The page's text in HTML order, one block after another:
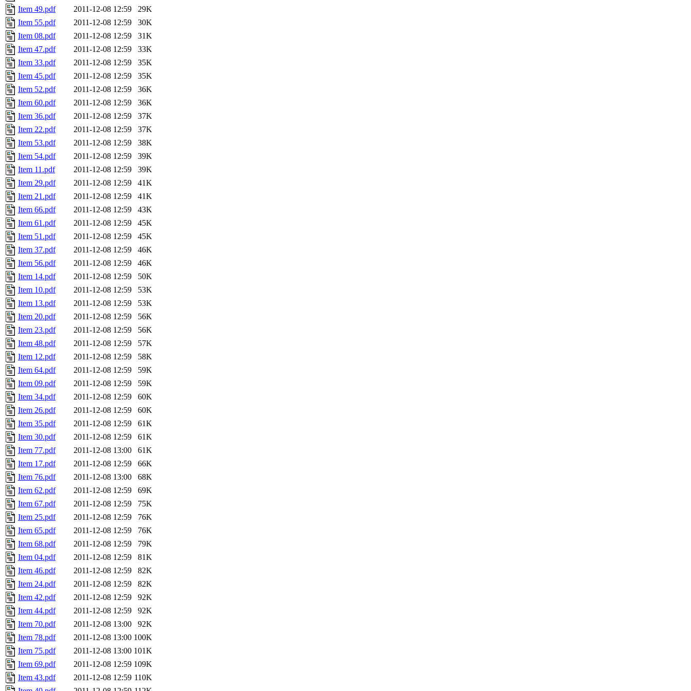
Item 49.pdf
2011-12-08 12:59
29K
Item 55.pdf
2011-12-08 12:59
30K
Item 08.pdf
2011-12-08 12:59
31K
Item 47.pdf
2011-12-08 12:59
33K
Item 33.pdf
2011-12-08 12:59
35K
Item 45.pdf
2011-12-08 12:59
35K
Item 52.pdf
2011-12-08 12:59
36K
Item 60.pdf
2011-12-08 12:59
36K
Item 36.pdf
2011-12-08 12:59
37K
Item 22.pdf
2011-12-08 12:59
37K
Item 53.pdf
2011-12-08 12:59
38K
Item 54.pdf
2011-12-08 12:59
39K
Item 11.pdf
2011-12-08 12:59
39K
Item 29.pdf
2011-12-08 12:59
41K
Item 21.pdf
2011-12-08 12:59
41K
Item 66.pdf
2011-12-08 12:59
43K
Item 61.pdf
2011-12-08 12:59
45K
Item 51.pdf
2011-12-08 12:59
45K
Item 37.pdf
2011-12-08 12:59
46K
Item 56.pdf
2011-12-08 12:59
46K
Item 14.pdf
2011-12-08 12:59
50K
Item 10.pdf
2011-12-08 12:59
53K
Item 13.pdf
2011-12-08 12:59
53K
Item 20.pdf
2011-12-08 12:59
56K
Item 23.pdf
2011-12-08 12:59
56K
Item 48.pdf
2011-12-08 12:59
57K
Item 12.pdf
2011-12-08 12:59
58K
Item 64.pdf
2011-12-08 12:59
59K
Item 09.pdf
2011-12-08 12:59
59K
Item 34.pdf
2011-12-08 12:59
60K
Item 26.pdf
2011-12-08 12:59
60K
Item 35.pdf
2011-12-08 12:59
61K
Item 30.pdf
2011-12-08 12:59
61K
Item 77.pdf
2011-12-08 13:00
61K
Item 17.pdf
2011-12-08 12:59
66K
Item 76.pdf
2011-12-08 13:00
68K
Item 62.pdf
2011-12-08 12:59
69K
Item 67.pdf
2011-12-08 12:59
75K
Item 25.pdf
2011-12-08 12:59
76K
Item 65.pdf
2011-12-08 12:59
76K
Item 68.pdf
2011-12-08 12:59
79K
Item 04.pdf
2011-12-08 12:59
81K
Item 46.pdf
2011-12-08 12:59
82K
Item 24.pdf
2011-12-08 12:59
82K
Item 42.pdf
2011-12-08 12:59
92K
Item 44.pdf
2011-12-08 12:59
92K
Item 70.pdf
2011-12-08 13:00
92K
Item 78.pdf
2011-12-08 13:00 100K
Item 75.pdf
2011-12-08 13:00 101K
Item 69.pdf
2011-12-08 12:59 109K
Item 43.pdf
2011-12-08 12:59 110K